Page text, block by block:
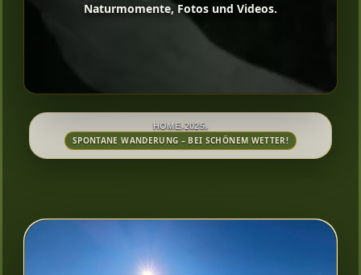
Naturmomente, Fotos und Videos.
HOME›2025›
SPONTANE WANDERUNG – BEI SCHÖNEM WETTER!